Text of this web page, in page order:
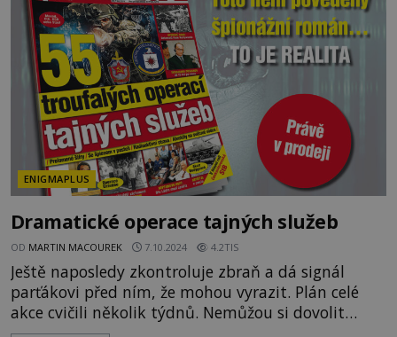
této příležitosti jsme vydali speciální webovou
stránku epocha20let.cz, kde na vás čeká nejedno
překvapení. Co jsme p
ENIGMAPLUS
Dramatické operace tajných služeb
OD MARTIN MACOUREK 7.10.2024 4.2TIS
Ještě naposledy zkontroluje zbraň a dá signál
parťákovi před ním, že mohou vyrazit. Plán celé
akce cvičili několik týdnů. Nemůžou si dovolit
sebemenší chybičku, jinak vše přijde vniveč. A